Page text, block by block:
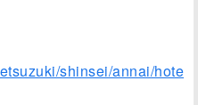
shinsei/annai/hote